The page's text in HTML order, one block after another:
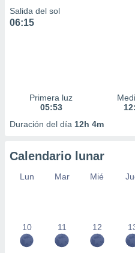
Salida del sol
06:15
Primera luz
05:53
Duración del día 12h 4m
Calendario lunar
Lun Mar Mié
10 11 12